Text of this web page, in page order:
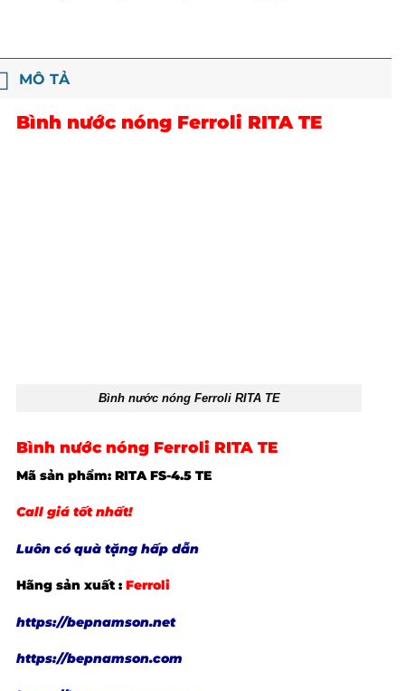
MÔ TẢ
Bình nước nóng Ferroli RITA TE
Bình nước nóng Ferroli RITA TE
Bình nước nóng Ferroli RITA TE
Mã sản phẩm: RITA FS-4.5 TE
Call giá tốt nhất!
Luôn có quà tặng hấp dẫn
Hãng sản xuất : Ferroli
https://bepnamson.net
https://bepnamson.com